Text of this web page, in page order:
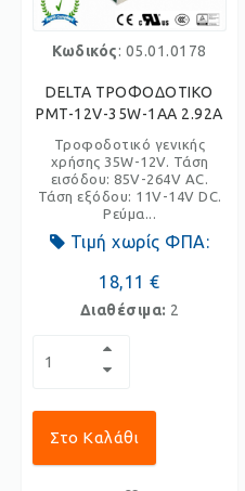
Κωδικός: 05.01.0178
DELTA ΤΡΟΦΟΔΟΤΙΚΟ
PMT-12V-35W-1AA 2.92A
Τροφοδοτικό γενικής
χρήσης 35W-12V. Τάση
εισόδου: 85V-264V AC.
Τάση εξόδου: 11V-14V DC.
Ρεύμα...
Τιμή χωρίς ΦΠΑ:
18,11 €
Διαθέσιμα: 2
Στο Καλάθι